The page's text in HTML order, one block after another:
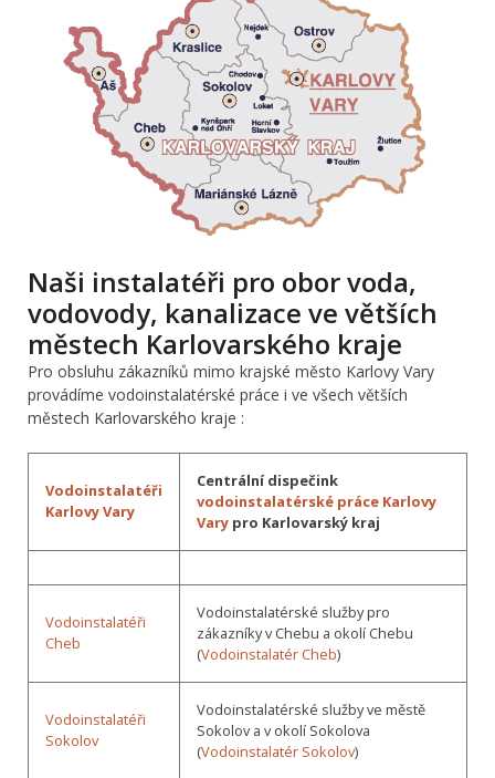
Naši instalatéři pro obor voda,
vodovody, kanalizace ve větších
městech Karlovarského kraje
Pro obsluhu zákazníků mimo krajské město Karlovy Vary
provádíme vodoinstalatérské práce i ve všech větších
městech Karlovarského kraje :
Vodoinstalatéři
Karlovy Vary
Centrální dispečink
vodoinstalatérské práce Karlovy
Vary pro Karlovarský kraj
Vodoinstalatéři
Cheb
Vodoinstalatérské služby pro
zákazníky v Chebu a okolí Chebu
(Vodoinstalatér Cheb)
Vodoinstalatéři
Sokolov
Vodoinstalatérské služby ve městě
Sokolov a v okolí Sokolova
(Vodoinstalatér Sokolov)